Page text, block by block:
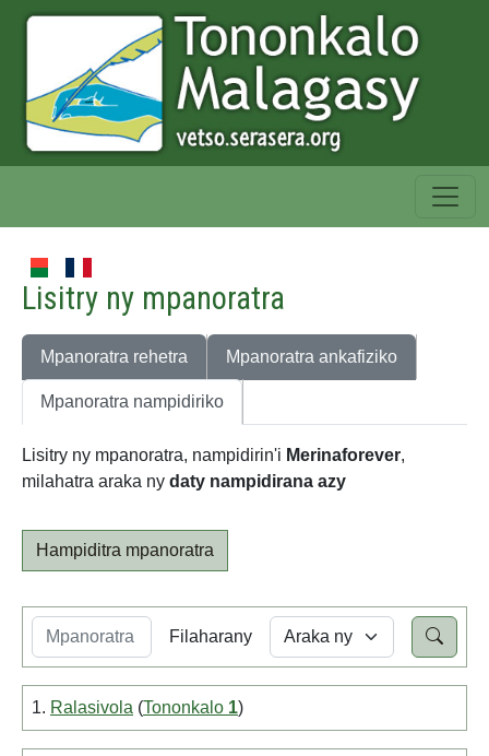
Lisitry ny mpanoratra
Mpanoratra rehetra Mpanoratra ankafiziko
Mpanoratra nampidiriko
Lisitry ny mpanoratra, nampidirin'i Merinaforever,
milahatra araka ny daty nampidirana azy
Hampiditra mpanoratra
Filaharany
1. Ralasivola (Tononkalo 1)